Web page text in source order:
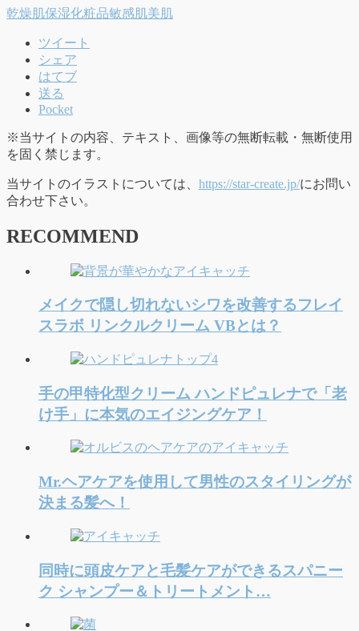
乾燥肌保湿化粧品敏感肌美肌
ツイート
シェア
はてブ
送る
Pocket
※当サイトの内容、テキスト、画像等の無断転載・無断使用
を固く禁じます。
当サイトのイラストについては、 https://star-create.jp/にお問い
合わせ下さい。
RECOMMEND
メイクで隠し切れないシワを改善するフレイ
スラボ リンクルクリーム VBとは？
手の甲特化型クリーム ハンドピュレナで「老
け手」に本気のエイジングケア！
Mr.ヘアケアを使用して男性のスタイリングが
決まる髪へ！
同時に頭皮ケアと毛髪ケアができるスパニー
ク シャンプー＆トリートメント…